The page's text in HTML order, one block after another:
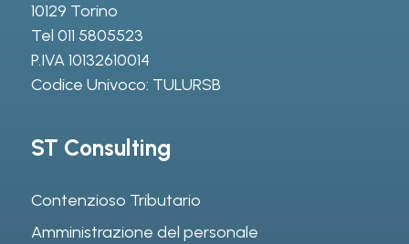
10129 Torino
Tel 011 5805523
P.IVA 10132610014
Codice Univoco: TULURSB
ST Consulting
Contenzioso Tributario
Amministrazione del personale